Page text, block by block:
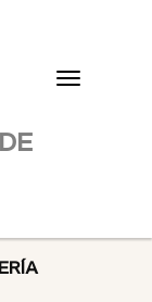
Toggle